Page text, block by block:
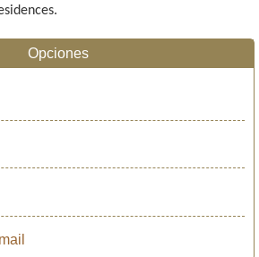
Opciones